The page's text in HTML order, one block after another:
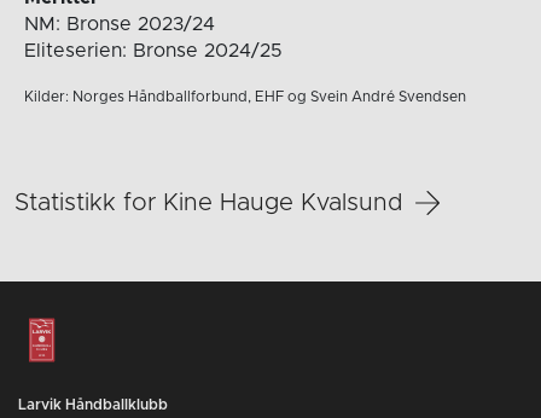
NM: Bronse 2023/24
Eliteserien: Bronse 2024/25
Kilder: Norges Håndballforbund, EHF og Svein André Svendsen
Statistikk for Kine Hauge Kvalsund
Larvik Håndballklubb